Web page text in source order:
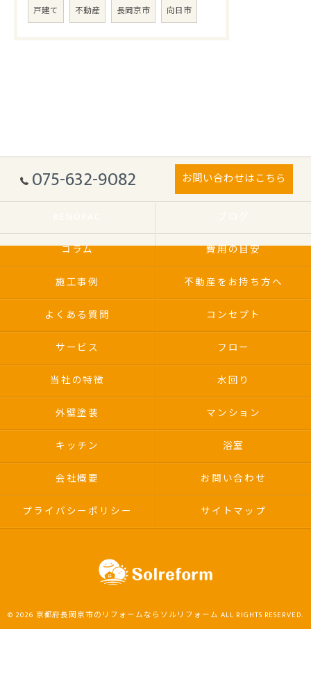
戸建て 不動産 長岡京市 向日市
075-632-9082 お問い合わせはこちら
コラム 費用の目安
施工事例 不動産をお持ち方へ
よくある質問 コンセプト
サービス フロー
当社の特徴 水回り
外壁塗装 マンション
キッチン 浴室
会社概要 お問い合わせ
プライバシーポリシー サイトマップ
© 2026 京都府長岡京市のリフォームならソルリフォーム ALL RIGHTS RESERVED.